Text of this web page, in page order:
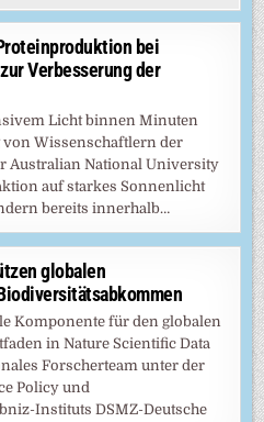
bei
Verbesserung der
Licht binnen Minuten
Wissenschaftlern der
Australian National University
auf starkes Sonnenlicht
bereits innerhalb…
globalen
Komponente für den globalen
in Nature Scientific Data
Forscherteam unter der
Policy und
Instituts DSMZ-Deutsche